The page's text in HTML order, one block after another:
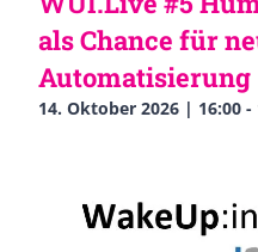
als Chance für
Automatisierung
14. Oktober 2026 | 16:00-